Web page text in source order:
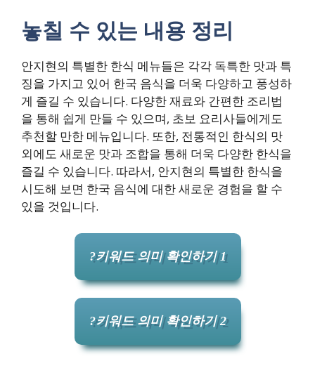
놓칠 수 있는 내용 정리
안지현의 특별한 한식 메뉴들은 각각 독특한 맛과 특
징을 가지고 있어 한국 음식을 더욱 다양하고 풍성하
게 즐길 수 있습니다. 다양한 재료와 간편한 조리법
을 통해 쉽게 만들 수 있으며, 초보 요리사들에게도
추천할 만한 메뉴입니다. 또한, 전통적인 한식의 맛
외에도 새로운 맛과 조합을 통해 더욱 다양한 한식을
즐길 수 있습니다. 따라서, 안지현의 특별한 한식을
시도해 보면 한국 음식에 대한 새로운 경험을 할 수
있을 것입니다.
?키워드 의미 확인하기 1
?키워드 의미 확인하기 2